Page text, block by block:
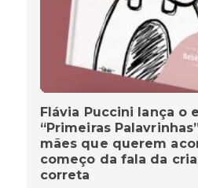
Flávia Puccini lança o
“Primeiras
mães que querem
começo da fala da
correta